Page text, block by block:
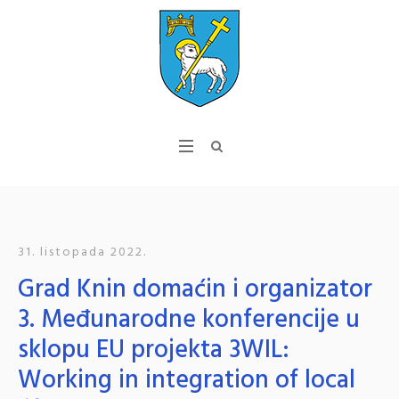
31. listopada 2022.
Grad Knin domaćin i organizator
3. Međunarodne konferencije u
sklopu EU projekta 3WIL:
Working in integration of local